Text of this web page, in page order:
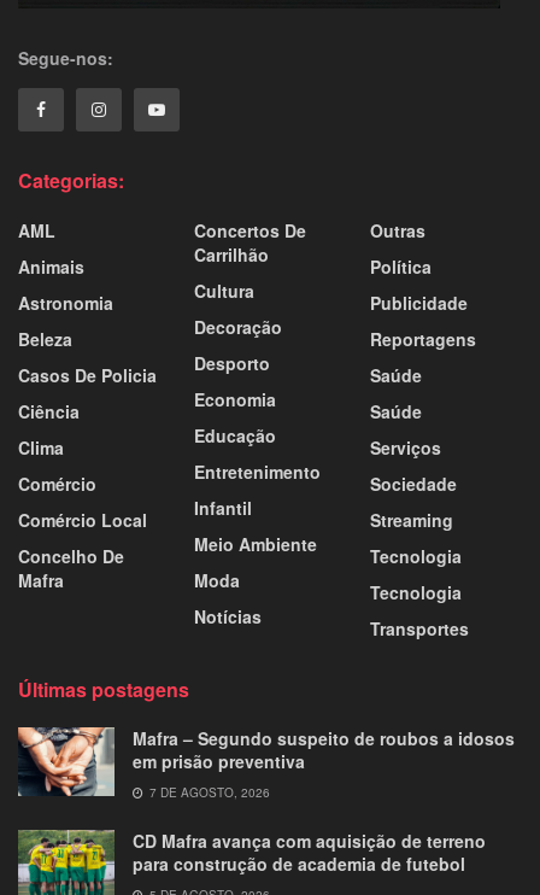
Segue-nos:
Categorias:
AML
Animais
Astronomia
Beleza
Casos De Policia
Ciência
Clima
Comércio
Comércio Local
Concelho De
Mafra
Concertos De
Carrilhão
Cultura
Decoração
Desporto
Economia
Educação
Entretenimento
Infantil
Meio Ambiente
Moda
Notícias
Outras
Política
Publicidade
Reportagens
Saúde
Saúde
Serviços
Sociedade
Streaming
Tecnologia
Tecnologia
Transportes
Últimas postagens
Mafra – Segundo suspeito de roubos a idosos
em prisão preventiva
7 DE AGOSTO, 2026
CD Mafra avança com aquisição de terreno
para construção de academia de futebol